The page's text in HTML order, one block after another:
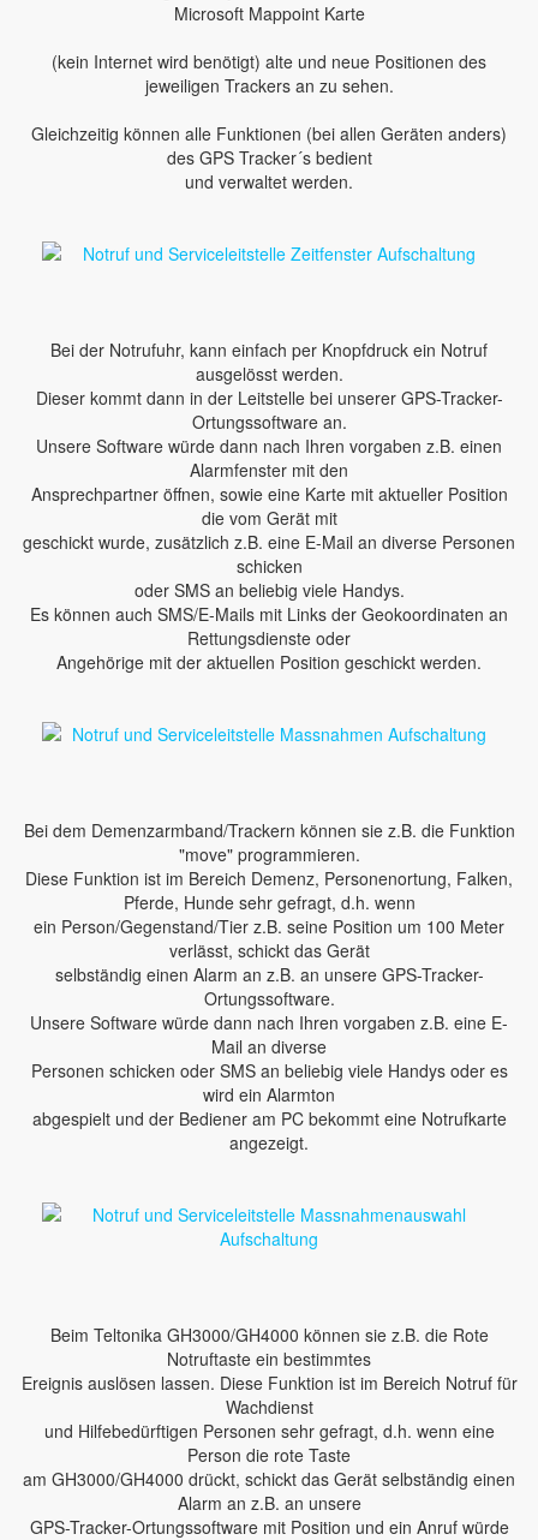
Microsoft Mappoint Karte
(kein Internet wird benötigt) alte und neue Positionen des
jeweiligen Trackers an zu sehen.
Gleichzeitig können alle Funktionen (bei allen Geräten anders)
des GPS Tracker´s bedient
und verwaltet werden.
Bei der Notrufuhr, kann einfach per Knopfdruck ein Notruf
ausgelösst werden.
Dieser kommt dann in der Leitstelle bei unserer GPS-Tracker-
Ortungssoftware an.
Unsere Software würde dann nach Ihren vorgaben z.B. einen
Alarmfenster mit den
Ansprechpartner öffnen, sowie eine Karte mit aktueller Position
die vom Gerät mit
geschickt wurde, zusätzlich z.B. eine E-Mail an diverse Personen
schicken
oder SMS an beliebig viele Handys.
Es können auch SMS/E-Mails mit Links der Geokoordinaten an
Rettungsdienste oder
Angehörige mit der aktuellen Position geschickt werden.
Bei dem Demenzarmband/Trackern können sie z.B. die Funktion
"move" programmieren.
Diese Funktion ist im Bereich Demenz, Personenortung, Falken,
Pferde, Hunde sehr gefragt, d.h. wenn
ein Person/Gegenstand/Tier z.B. seine Position um 100 Meter
verlässt, schickt das Gerät
selbständig einen Alarm an z.B. an unsere GPS-Tracker-
Ortungssoftware.
Unsere Software würde dann nach Ihren vorgaben z.B. eine E-
Mail an diverse
Personen schicken oder SMS an beliebig viele Handys oder es
wird ein Alarmton
abgespielt und der Bediener am PC bekommt eine Notrufkarte
angezeigt.
Beim Teltonika GH3000/GH4000 können sie z.B. die Rote
Notruftaste ein bestimmtes
Ereignis auslösen lassen. Diese Funktion ist im Bereich Notruf für
Wachdienst
und Hilfebedürftigen Personen sehr gefragt, d.h. wenn eine
Person die rote Taste
am GH3000/GH4000 drückt, schickt das Gerät selbständig einen
Alarm an z.B. an unsere
GPS-Tracker-Ortungssoftware mit Position und ein Anruf würde